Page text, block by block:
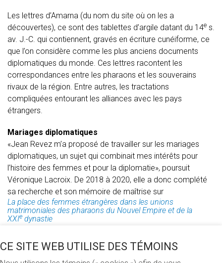
Les lettres d’Amarna (du nom du site où on les a
découvertes), ce sont des tablettes d’argile datant du 14e s.
av. J.-C. qui contiennent, gravés en écriture cunéiforme, ce
que l’on considère comme les plus anciens documents
diplomatiques du monde. Ces lettres racontent les
correspondances entre les pharaons et les souverains
rivaux de la région. Entre autres, les tractations
compliquées entourant les alliances avec les pays
étrangers.
Mariages diplomatiques
«Jean Revez m’a proposé de travailler sur les mariages
diplomatiques, un sujet qui combinait mes intérêts pour
l’histoire des femmes et pour la diplomatie», poursuit
Véronique Lacroix. De 2018 à 2020, elle a donc complété
sa recherche et son mémoire de maîtrise sur
La place des femmes étrangères dans les unions
matrimoniales des pharaons du Nouvel Empire et de la
XXIe dynastie
Ses sources: différentes pièces de littérature, dont les
CE SITE WEB UTILISE DES TÉMOINS